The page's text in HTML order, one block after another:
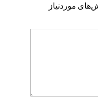
موردنیاز